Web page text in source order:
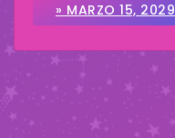
» MARZO 15, 2029